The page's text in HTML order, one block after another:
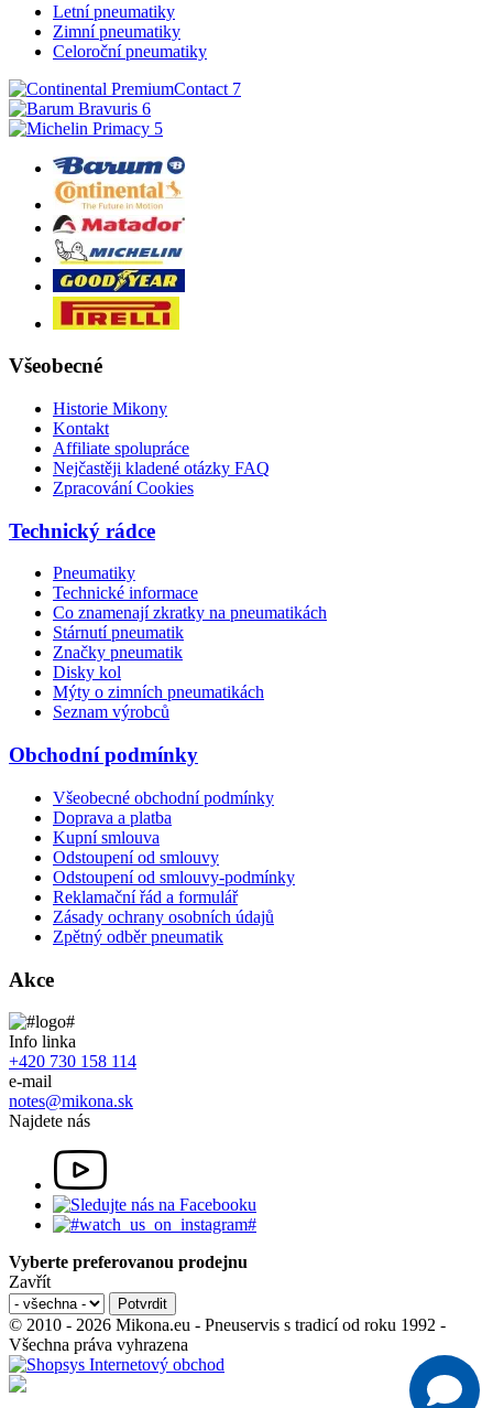
Letní pneumatiky
Zimní pneumatiky
Celoroční pneumatiky
Všeobecné
Historie Mikony
Kontakt
Affiliate spolupráce
Nejčastěji kladené otázky FAQ
Zpracování Cookies
Technický rádce
Pneumatiky
Technické informace
Co znamenají zkratky na pneumatikách
Stárnutí pneumatik
Značky pneumatik
Disky kol
Mýty o zimních pneumatikách
Seznam výrobců
Obchodní podmínky
Všeobecné obchodní podmínky
Doprava a platba
Kupní smlouva
Odstoupení od smlouvy
Odstoupení od smlouvy-podmínky
Reklamační řád a formulář
Zásady ochrany osobních údajů
Zpětný odběr pneumatik
Akce
Info linka
+420 730 158 114
e-mail
notes@mikona.sk
Najdete nás
Vyberte preferovanou prodejnu
Zavřít
© 2010 - 2026 Mikona.eu - Pneuservis s tradicí od roku 1992 -
Všechna práva vyhrazena